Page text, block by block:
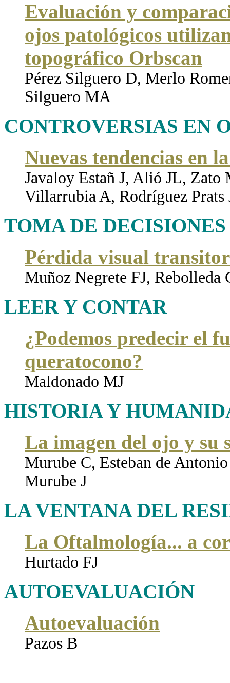
Evaluación y
ojos patológicos
topográfico Orbscan
Pérez Silguero D, Merlo
Silguero MA
CONTROVERSIAS EN
Nuevas tendencias en
Javaloy Estañ J, Alió JL,
Villarrubia A, Rodríguez Prats
TOMA DE
Pérdida visual
Muñoz Negrete FJ, Rebolleda
LEER Y CONTAR
¿Podemos predecir el
queratocono?
Maldonado MJ
HISTORIA Y
La imagen del ojo y su
Murube C, Esteban de
Murube J
LA VENTANA DEL
La Oftalmología... a
Hurtado FJ
AUTOEVALUACIÓN
Autoevaluación
Pazos B